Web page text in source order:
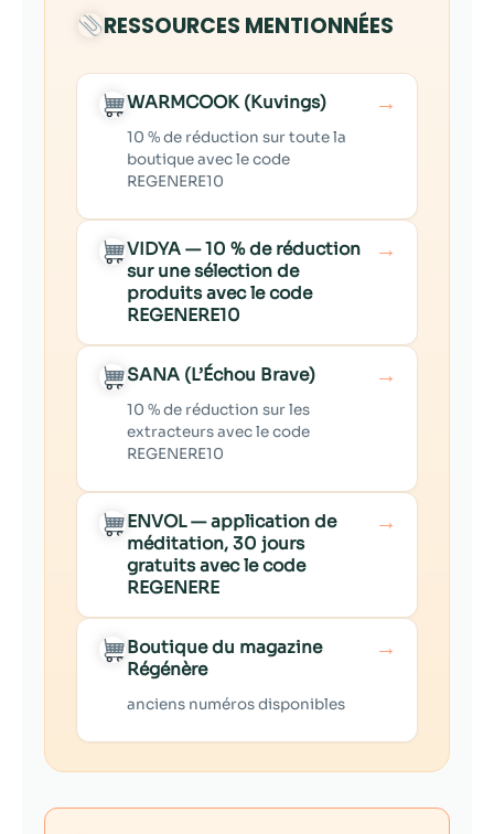
RESSOURCES MENTIONNÉES
WARMCOOK (Kuvings)
10 % de réduction sur toute la
boutique avec le code
REGENERE10
→
VIDYA — 10 % de réduction
sur une sélection de
produits avec le code
REGENERE10
→
SANA (L’Échou Brave)
10 % de réduction sur les
extracteurs avec le code
REGENERE10
→
ENVOL — application de
méditation, 30 jours
gratuits avec le code
REGENERE
→
Boutique du magazine
Régénère
anciens numéros disponibles
→